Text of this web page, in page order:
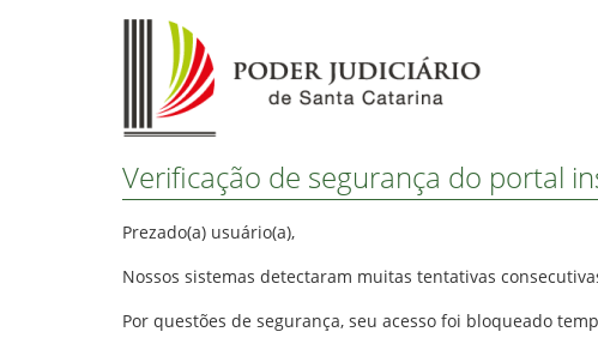
Verificação de segurança do portal
Prezado(a) usuário(a),
Nossos sistemas detectaram muitas tentativas
Por questões de segurança, seu acesso foi bloqueado